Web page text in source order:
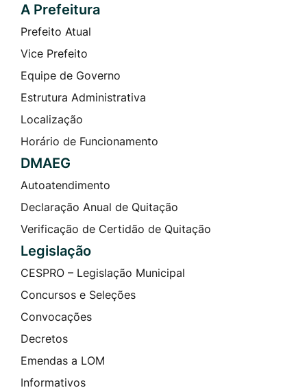
A Prefeitura
Prefeito Atual
Vice Prefeito
Equipe de Governo
Estrutura Administrativa
Localização
Horário de Funcionamento
DMAEG
Autoatendimento
Declaração Anual de Quitação
Verificação de Certidão de Quitação
Legislação
CESPRO – Legislação Municipal
Concursos e Seleções
Convocações
Decretos
Emendas a LOM
Informativos